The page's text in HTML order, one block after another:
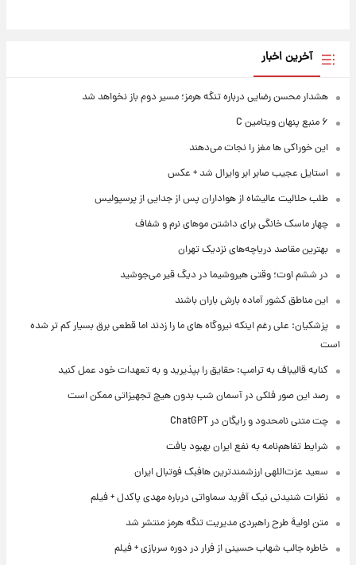
آخرین اخبار
هشدار محسن رضایی درباره تنگه هرمز؛ مسیر دوم باز نخواهد شد
۶ منبع پنهان ویتامین C
این خوراکی ها مغز را نجات می‌دهند
استایل عجیب صابر ابر وایرال شد + عکس
طلب حلالیت عالیشاه از هواداران پس از جدایی از پرسپولیس
چهار ماسک خانگی برای داشتن موهای نرم و شفاف
بهترین مقاصد دریاچه‌های نزدیک تهران
در ششم اوت؛ وقتی هیروشیما در دیگ قیر می‌جوشید
این مناطق کشور آماده بارش باران باشند
پزشکیان: علی رغم اینکه نیروگاه های ما را زدند اما قطعی برق بسیار کم تر شده
است
کنایه قالیباف به ترامپ: حقایق را بپذیرید و به تعهدات خود عمل کنید
رصد این صور فلکی در آسمان شب بدون هیچ تجهیزاتی ممکن است
چت متنی نامحدود و رایگان در ChatGPT
شرایط تفاهم‌نامه به نفع ایران بهبود یافت
سعید عزت‌اللهی ارزشمندترین هافبک فوتبال ایران
نظرات شنیدنی نیک آفرید سماواتی درباره مهدی پاکدل + فیلم
متن اولیۀ طرح راهبردی مدیریت تنگه هرمز منتشر شد
خاطره جالب شهاب حسینی از فرار در دوره سربازی + فیلم